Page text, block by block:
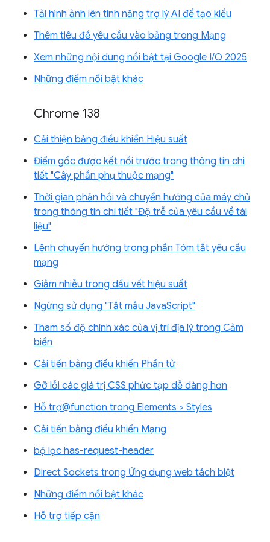
Tải hình ảnh lên tính năng trợ lý AI để tạo kiểu
Thêm tiêu đề yêu cầu vào bảng trong Mạng
Xem những nội dung nổi bật tại Google I/O 2025
Những điểm nổi bật khác
Chrome 138
Cải thiện bảng điều khiển Hiệu suất
Điểm gốc được kết nối trước trong thông tin chi
tiết "Cây phần phụ thuộc mạng"
Thời gian phản hồi và chuyển hướng của máy chủ
trong thông tin chi tiết "Độ trễ của yêu cầu về tài
liệu"
Lệnh chuyển hướng trong phần Tóm tắt yêu cầu
mạng
Giảm nhiễu trong dấu vết hiệu suất
Ngừng sử dụng "Tắt mẫu JavaScript"
Tham số độ chính xác của vị trí địa lý trong Cảm
biến
Cải tiến bảng điều khiển Phần tử
Gỡ lỗi các giá trị CSS phức tạp dễ dàng hơn
Hỗ trợ@function trong Elements > Styles
Cải tiến bảng điều khiển Mạng
bộ lọc has-request-header
Direct Sockets trong Ứng dụng web tách biệt
Những điểm nổi bật khác
Hỗ trợ tiếp cận